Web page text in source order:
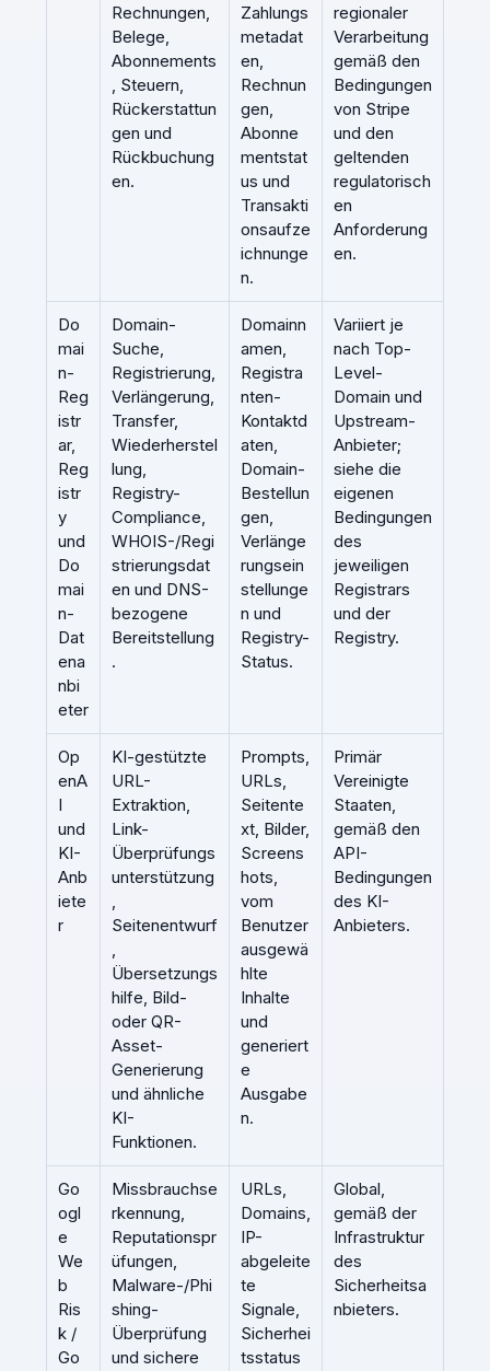
Rechnungen,
Belege,
Abonnements
, Steuern,
Rückerstattun
gen und
Rückbuchung
en.
Zahlungs
metadat
en,
Rechnun
gen,
Abonne
mentstat
us und
Transakti
onsaufze
ichnunge
n.
regionaler
Verarbeitung
gemäß den
Bedingungen
von Stripe
und den
geltenden
regulatorisch
en
Anforderung
en.
Do
mai
n-
Reg
istr
ar,
Reg
istr
y
und
Do
mai
n-
Dat
ena
nbi
eter
Domain-
Suche,
Registrierung,
Verlängerung,
Transfer,
Wiederherstel
lung,
Registry-
Compliance,
WHOIS-/Regi
strierungsdat
en und DNS-
bezogene
Bereitstellung
.
Domainn
amen,
Registra
nten-
Kontaktd
aten,
Domain-
Bestellun
gen,
Verlänge
rungsein
stellunge
n und
Registry-
Status.
Variiert je
nach Top-
Level-
Domain und
Upstream-
Anbieter;
siehe die
eigenen
Bedingungen
des
jeweiligen
Registrars
und der
Registry.
Op
enA
I
und
KI-
Anb
iete
r
KI-gestützte
URL-
Extraktion,
Link-
Überprüfungs
unterstützung
Seitenentwurf
Übersetzungs
hilfe, Bild-
oder QR-
Asset-
Generierung
und ähnliche
KI-
Funktionen.
Prompts,
URLs,
Seitente
xt, Bilder,
Screens
hots,
vom
Benutzer
ausgewä
hlte
Inhalte
und
generiert
e
Ausgabe
n.
Primär
Vereinigte
Staaten,
gemäß den
API-
Bedingungen
des KI-
Anbieters.
Go
ogl
e
We
b
Ris
k /
Go
Missbrauchse
rkennung,
Reputationspr
üfungen,
Malware-/Phi
shing-
Überprüfung
und sichere
URLs,
Domains,
IP-
abgeleite
te
Signale,
Sicherhei
tsstatus
Global,
gemäß der
Infrastruktur
des
Sicherheitsa
nbieters.